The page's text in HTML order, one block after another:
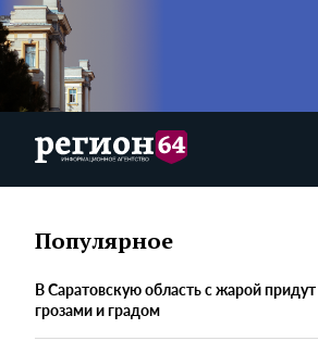
Популярное
В Саратовскую область с жарой
грозами и градом